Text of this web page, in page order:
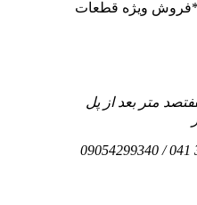
ویژه قطعات
متر بعد از پل